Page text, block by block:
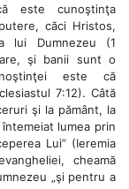
este cunoştinţa
căci Hristos,
lui Dumnezeu (1
şi banii sunt o
este că
7:12). Câtă
şi la pământ, la
lumea prin
Lui” (Ieremia
cheamă
„şi pentru a